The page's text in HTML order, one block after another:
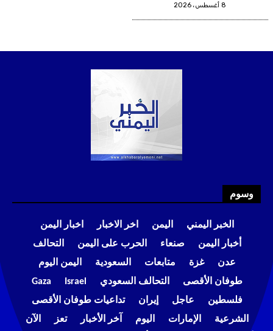
وسوم
الخبر اليمني اليمن اخر الاخبار
اخبار اليمن
أخبار اليمن
صنعاء الحرب على اليمن
التحالف
عدن
غزة متابعات السعودية
اليمن اليوم
طوفان الأقصى
التحالف السعودي Israel
Gaza
فلسطين
عاجل إيران
تداعيات طوفان الأقصى
الشرعية
الإمارات اليوم آخر الأخبار تعز الآن